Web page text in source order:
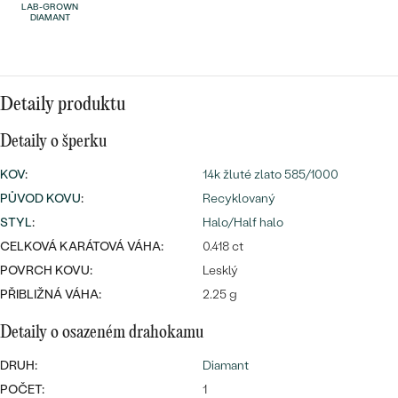
Wave kolekce
NA MÍRU
DIAMANTY
PROHLÉDNOUT
přívěsky
OBJEVIT
Nejprodávanější
prsteny
LAB-GROWN
DIAMANT
Detaily produktu
Detaily o šperku
KOV:
14k žluté zlato 585/1000
PŮVOD KOVU:
Recyklovaný
STYL:
Halo/Half halo
CELKOVÁ KARÁTOVÁ VÁHA:
0.418 ct
POVRCH KOVU:
Lesklý
PŘIBLIŽNÁ VÁHA:
2.25 g
Detaily o osazeném drahokamu
DRUH:
Diamant
POČET:
1